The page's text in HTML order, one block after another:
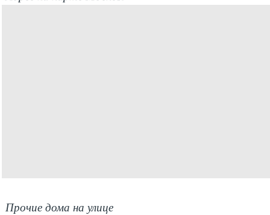
Прочие дома на улице